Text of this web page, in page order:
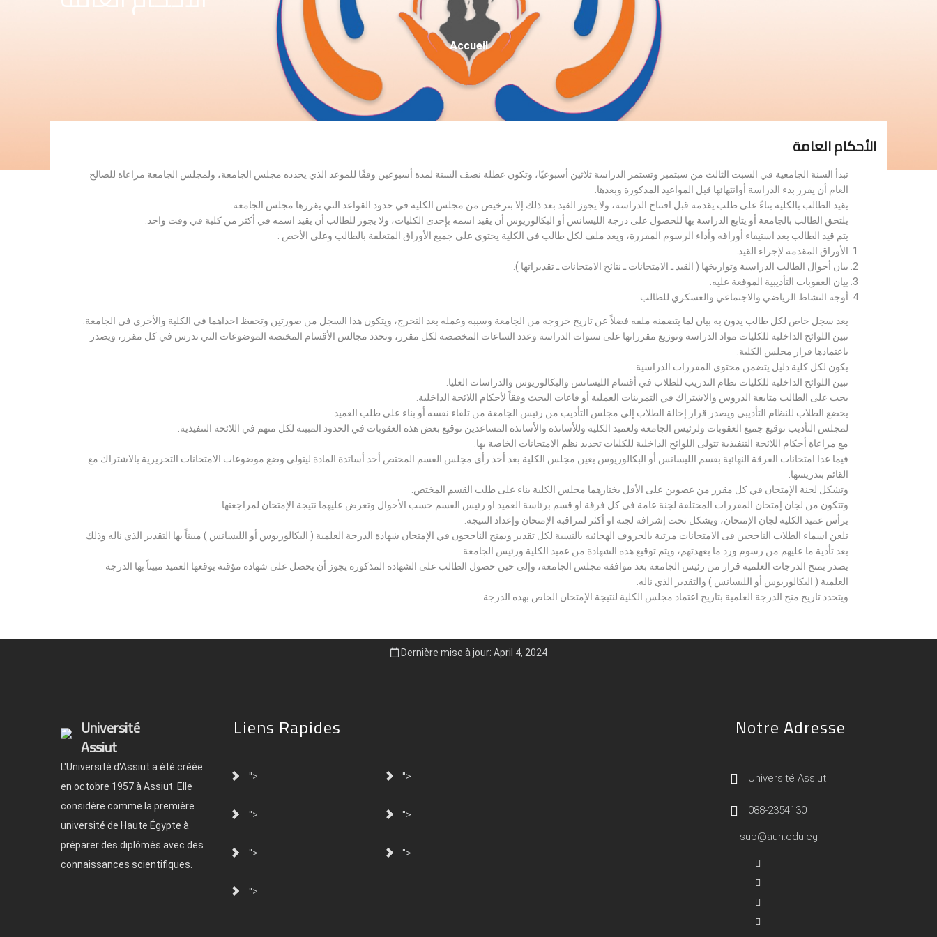
Fil
D'Ariane
Accueil
الأحكام العامة
تبدأ السنة الجامعية في السبت الثالث من سبتمبر وتستمر الدراسة ثلاثين أسبوعيًا، وتكون عطلة نصف السنة لمدة أسبوعين وفقًا للموعد الذي يحدده مجلس الجامعة، ولمجلس الجامعة مراعاة للصالح
العام أن يقرر بدء الدراسة أوانتهائها قبل المواعيد المذكورة وبعدها.
يقيد الطالب بالكلية بناءً على طلب يقدمه قبل افتتاح الدراسة، ولا يجوز القيد بعد ذلك إلا بترخيص من مجلس الكلية في حدود القواعد التي يقررها مجلس الجامعة.
يلتحق الطالب بالجامعة أو يتابع الدراسة بها للحصول على درجة الليسانس أو البكالوريوس أن يقيد اسمه بإحدى الكليات، ولا يجوز للطالب أن يقيد اسمه في أكثر من كلية في وقت واحد.
يتم قيد الطالب بعد استيفاء أوراقه وأداء الرسوم المقررة، ويعد ملف لكل طالب في الكلية يحتوي على جميع الأوراق المتعلقة بالطالب وعلى الأخص :
الأوراق المقدمة لإجراء القيد.
بيان أحوال الطالب الدراسية وتواريخها ( القيد ـ الامتحانات ـ نتائح الامتحانات ـ تقديراتها ).
بيان العقوبات التأديبية الموقعة عليه.
أوجه النشاط الرياضي والاجتماعي والعسكري للطالب.
يعد سجل خاص لكل طالب يدون به بيان لما يتضمنه ملفه فضلاً عن تاريخ خروجه من الجامعة وسببه وعمله بعد التخرج، ويتكون هذا السجل من صورتين وتحفظ احداهما في الكلية والأخرى في الجامعة.
تبين اللوائح الداخلية للكليات مواد الدراسة وتوزيع مقرراتها على سنوات الدراسة وعدد الساعات المخصصة لكل مقرر، وتحدد مجالس الأقسام المختصة الموضوعات التي تدرس في كل مقرر، ويصدر
باعتمادها قرار مجلس الكلية.
يكون لكل كلية دليل يتضمن محتوى المقررات الدراسية.
تبين اللوائح الداخلية للكليات نظام التدريب للطلاب في أقسام الليسانس والبكالوريوس والدراسات العليا.
يجب على الطالب متابعة الدروس والاشتراك في التمرينات العملية أو قاعات البحث وفقاً لأحكام اللائحة الداخلية.
يخضع الطلاب للنظام التأديبي ويصدر قرار إحالة الطلاب إلى مجلس التأديب من رئيس الجامعة من تلقاء نفسه أو بناء على طلب العميد.
لمجلس التأديب توقيع جميع العقوبات ولرئيس الجامعة ولعميد الكلية وللأساتذة والأساتذة المساعدين توقيع بعض هذه العقوبات في الحدود المبينة لكل منهم في اللائحة التنفيذية.
مع مراعاة أحكام اللائحة التنفيذية تتولى اللوائح الداخلية للكليات تحديد نظم الامتحانات الخاصة بها.
فيما عدا امتحانات الفرقة النهائية بقسم الليسانس أو البكالوريوس يعين مجلس الكلية بعد أخذ رأي مجلس القسم المختص أحد أساتذة المادة ليتولى وضع موضوعات الامتحانات التحريرية بالاشتراك مع
القائم بتدريسها.
وتشكل لجنة الإمتحان في كل مقرر من عضوين على الأقل يختارهما مجلس الكلية بناء على طلب القسم المختص.
وتتكون من لجان إمتحان المقررات المختلفة لجنة عامة في كل فرقة او قسم برئاسة العميد او رئيس القسم حسب الأحوال وتعرض عليهما نتيجة الإمتحان لمراجعتها.
يرأس عميد الكلية لجان الإمتحان، ويشكل تحت إشرافه لجنة او أكثر لمراقبة الإمتحان وإعداد النتيجة.
تلعن اسماء الطلاب الناجحين فى الامتحانات مرتبة بالحروف الهجائيه بالنسبة لكل تقدير ويمنح الناجحون في الإمتحان شهادة الدرجة العلمية ( البكالوريوس أو الليسانس ) مبيناً بها التقدير الذي ناله وذلك
بعد تأدية ما عليهم من رسوم ورد ما بعهدتهم، ويتم توقيع هذه الشهادة من عميد الكلية ورئيس الجامعة.
يصدر بمنح الدرجات العلمية قرار من رئيس الجامعة بعد موافقة مجلس الجامعة، وإلى حين حصول الطالب على الشهادة المذكورة يجوز أن يحصل على شهادة مؤقتة يوقعها العميد مبيناً بها الدرجة
العلمية ( البكالوريوس أو الليسانس ) والتقدير الذي ناله.
ويتحدد تاريخ منح الدرجة العلمية بتاريخ اعتماد مجلس الكلية لنتيجة الإمتحان الخاص بهذه الدرجة.
Dernière mise à jour: April 4, 2024
Université
Assiut
L'Université d'Assiut a été créée
en octobre 1957 à Assiut. Elle
considère comme la première
université de Haute Égypte à
préparer des diplômés avec des
connaissances scientifiques.
Liens Rapides
"> ">
"> ">
"> ">
">
Notre Adresse
Université Assiut
088-2354130
sup@aun.edu.eg